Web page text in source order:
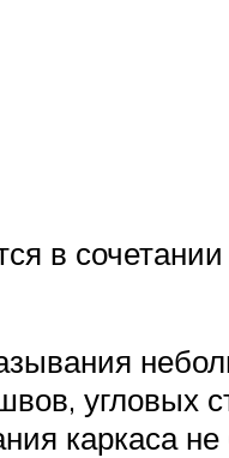
в
угловых
каркаса